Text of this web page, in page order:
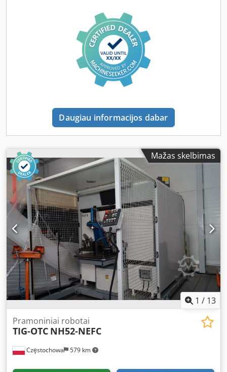
Daugiau informacijos dabar
Mažas skelbimas
1 / 13
Częstochowa 579 km
Pramoniniai robotai
TIG-OTC NH52-NEFC